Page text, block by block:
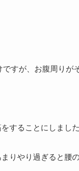
すが、お腹周りが
することにしました
りやり過ぎると腰